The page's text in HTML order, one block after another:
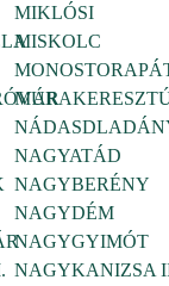
MIKLÓSI
MISKOLC
NAGYATÁD
NAGYBERÉNY
NAGYDÉM
NAGYGYIMÓT
NAGYKANIZSA